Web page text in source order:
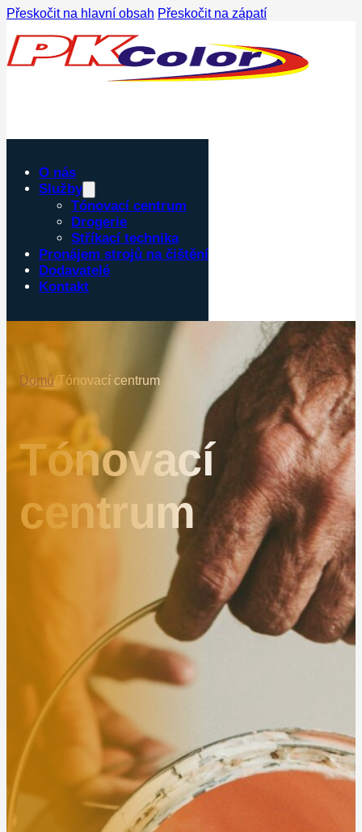
Přeskočit na hlavní obsah Přeskočit na zápatí
O nás
Služby
Tónovací centrum
Drogerie
Stříkací technika
Pronájem strojů na čištění
Dodavatelé
Kontakt
Domů/ Tónovací centrum
Tónovací
centrum